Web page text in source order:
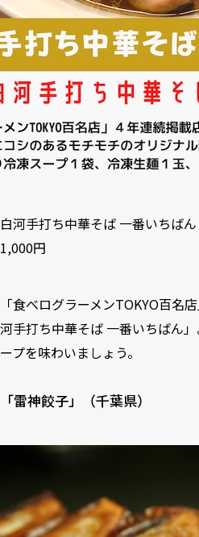
白河手打ち中華そば 一番いちば
1,000円
「食べログラーメンTOKYO百名
河手打ち中華そば 一番いちばん
ープを味わいましょう。
「雷神餃子」（千葉県）